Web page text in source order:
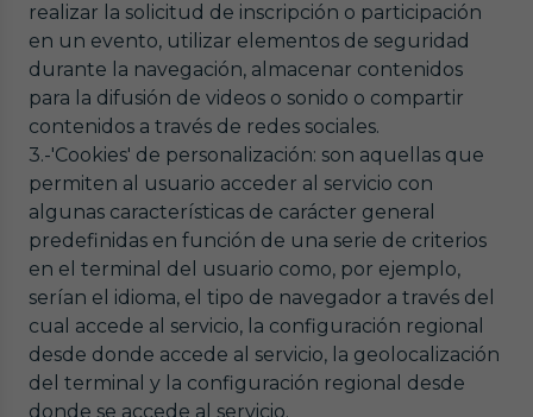
realizar la solicitud de inscripción o participación
en un evento, utilizar elementos de seguridad
durante la navegación, almacenar contenidos
para la difusión de videos o sonido o compartir
contenidos a través de redes sociales.
3.-'Cookies' de personalización: son aquellas que
permiten al usuario acceder al servicio con
algunas características de carácter general
predefinidas en función de una serie de criterios
en el terminal del usuario como, por ejemplo,
serían el idioma, el tipo de navegador a través del
cual accede al servicio, la configuración regional
desde donde accede al servicio, la geolocalización
del terminal y la configuración regional desde
donde se accede al servicio.